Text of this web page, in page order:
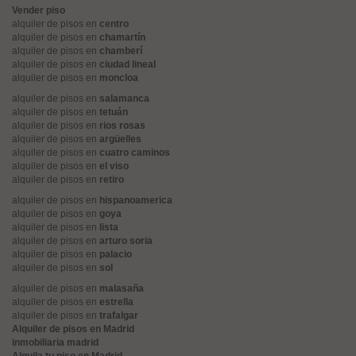
Vender piso
alquiler de pisos en centro
alquiler de pisos en chamartín
alquiler de pisos en chamberí
alquiler de pisos en ciudad lineal
alquiler de pisos en moncloa
alquiler de pisos en salamanca
alquiler de pisos en tetuán
alquiler de pisos en rios rosas
alquiler de pisos en argüelles
alquiler de pisos en cuatro caminos
alquiler de pisos en el viso
alquiler de pisos en retiro
alquiler de pisos en hispanoamerica
alquiler de pisos en goya
alquiler de pisos en lista
alquiler de pisos en arturo soria
alquiler de pisos en palacio
alquiler de pisos en sol
alquiler de pisos en malasaña
alquiler de pisos en estrella
alquiler de pisos en trafalgar
Alquiler de pisos en Madrid
inmobiliaria madrid